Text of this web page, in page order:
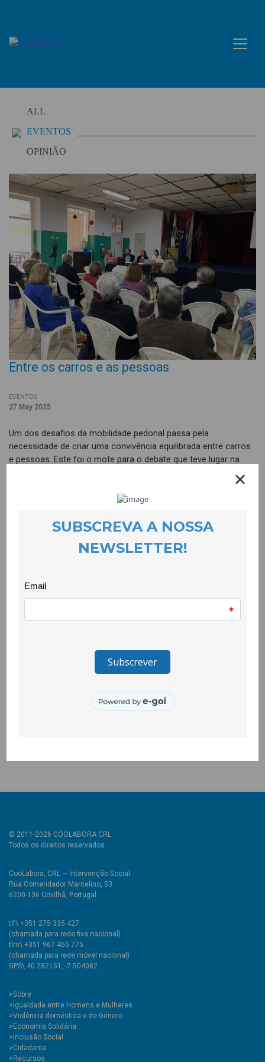
content
ALL
EVENTOS
OPINIÃO
Entre os carros e as pessoas
EVENTOS
27 May 2025
Um dos desafios da mobilidade pedonal passa pela
necessidade de criar uma convivência equilibrada entre carros
e pessoas. Este foi o mote para o debate que teve lugar na
cívica. Este assunto foi sublinhado no diagnóstico feito pela
um problema que se coloca em muitas cidades.
A intervenção de fundo coube a Isabel Matias, chefe de divisão
exemplos muito inspiradores, nomeadamente vindos da “rede
de cidades que caminham” e sublinhou que a mobilidade
Estes dois debates decorreram no âmbito do projecto Nós
Vamos, promovido pela CooLabora em parceria com a Câmara
e duas colectividades: o Grupo Recreativo Vitória de Santo
António e a Liga dos Amigos do Bairro dos Penedos Altos. O
© 2011-2026 COOLABORA CRL
Todos os direitos reservados
CooLabora, CRL — Intervenção Social
Rua Comendador Marcelino, 53
6200-136 Covilhã, Portugal
tlf\ +351 275 335 427
(chamada para rede fixa nacional)
tlm\ +351 967 455 775
(chamada para rede móvel nacional)
GPS\ 40.282151, -7.504082
>Sobre
>Igualdade entre Homens e Mulheres
>Violência doméstica e de Género
>Economia Solidária
>Inclusão Social
>Cidadania
>Recursos